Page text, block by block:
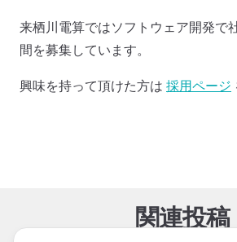
来栖川電算ではソフトウェア開発で
間を募集しています。
興味を持って頂けた方は 採用ページ
関連投稿